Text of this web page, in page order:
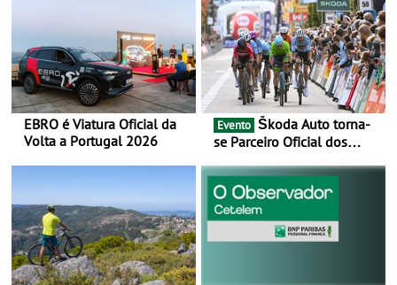
EBRO é Viatura Oficial da
Volta a Portugal 2026
Evento
se Parceiro Oficial dos
BTT e Gravel da UCI - Para
os anos de 2025 e 2026